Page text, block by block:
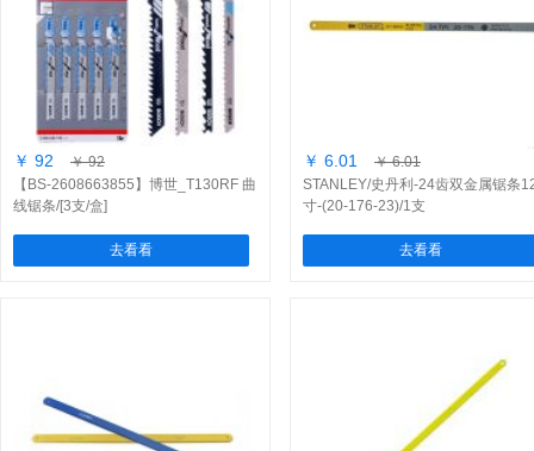
￥ 92
￥ 92
【BS-2608663855】博世_T130RF 曲
线锯条/[3支/盒]
去看看
￥ 6.01
￥ 6.01
STANLEY/史丹利-24齿双金属锯条
寸-(20-176-23)/1支
去看看